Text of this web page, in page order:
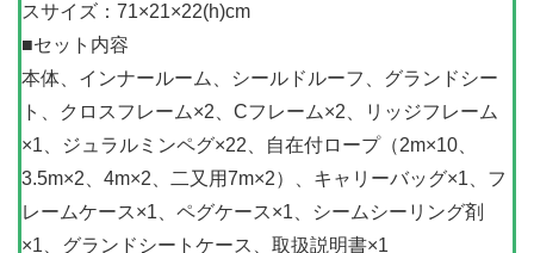
スサイズ：71×21×22(h)cm
■セット内容
本体、インナールーム、シールドルーフ、グランドシー
ト、クロスフレーム×2、Cフレーム×2、リッジフレーム
×1、ジュラルミンペグ×22、自在付ロープ（2m×10、
3.5m×2、4m×2、二又用7m×2）、キャリーバッグ×1、フ
レームケース×1、ペグケース×1、シームシーリング剤
×1、グランドシートケース、取扱説明書×1